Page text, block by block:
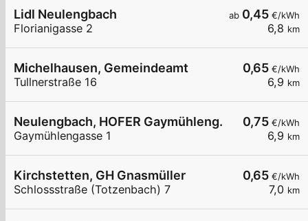
ab 0,45 €/kWh
6,8 km
Lidl Neulengbach
Florianigasse 2
0,65 €/kWh
6,9 km
Michelhausen, Gemeindeamt
Tullnerstraße 16
0,75 €/kWh
6,9 km
Neulengbach, HOFER Gaymühleng.
Gaymühlengasse 1
0,65 €/kWh
7,0 km
Kirchstetten, GH Gnasmüller
Schlossstraße (Totzenbach) 7